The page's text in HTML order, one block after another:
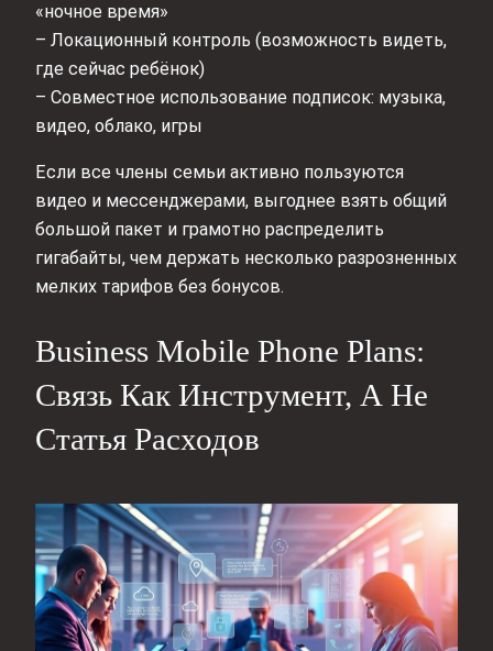
«ночное время»
– Локационный контроль (возможность видеть,
где сейчас ребёнок)
– Совместное использование подписок: музыка,
видео, облако, игры
Если все члены семьи активно пользуются
видео и мессенджерами, выгоднее взять общий
большой пакет и грамотно распределить
гигабайты, чем держать несколько разрозненных
мелких тарифов без бонусов.
Business Mobile Phone Plans:
Связь Как Инструмент, А Не
Статья Расходов